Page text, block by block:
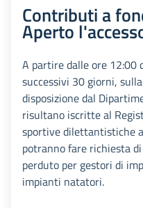
Contributi a
Aperto
A partire dalle ore 12:00
successivi 30 giorni,
disposizione dal
risultano iscritte al
sportive dilettantistiche
potranno fare richiesta
perduto per gestori di
impianti natatori.